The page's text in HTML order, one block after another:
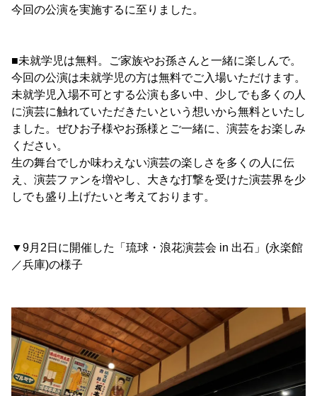
今回の公演を実施するに至りました。
■未就学児は無料。ご家族やお孫さんと一緒に楽しんで。
今回の公演は未就学児の方は無料でご入場いただけます。
未就学児入場不可とする公演も多い中、少しでも多くの人
に演芸に触れていただきたいという想いから無料といたし
ました。ぜひお子様やお孫様とご一緒に、演芸をお楽しみ
ください。
生の舞台でしか味わえない演芸の楽しさを多くの人に伝
え、演芸ファンを増やし、大きな打撃を受けた演芸界を少
しでも盛り上げたいと考えております。
▼9月2日に開催した「琉球・浪花演芸会 in 出石」(永楽館
／兵庫)の様子